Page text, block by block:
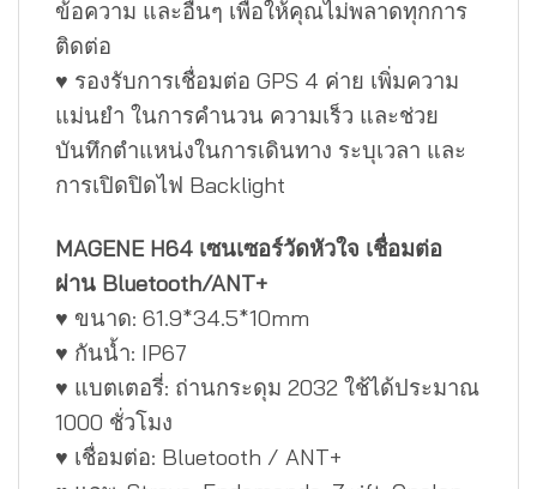
ข้อความ และอื่นๆ เพื่อให้คุณไม่พลาดทุกการ
ติดต่อ
♥ รองรับการเชื่อมต่อ GPS 4 ค่าย เพิ่มความ
แม่นยำ ในการคำนวน ความเร็ว และช่วย
บันทึกตำแหน่งในการเดินทาง ระบุเวลา และ
การเปิดปิดไฟ Backlight
MAGENE H64 เซนเซอร์วัดหัวใจ เชื่อมต่อ
ผ่าน Bluetooth/ANT+
♥ ขนาด: 61.9*34.5*10mm
♥ กันน้ำ: IP67
♥ แบตเตอรี่: ถ่านกระดุม 2032 ใช้ได้ประมาณ
1000 ชั่วโมง
♥ เชื่อมต่อ: Bluetooth / ANT+